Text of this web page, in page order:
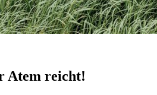
Atem reicht!